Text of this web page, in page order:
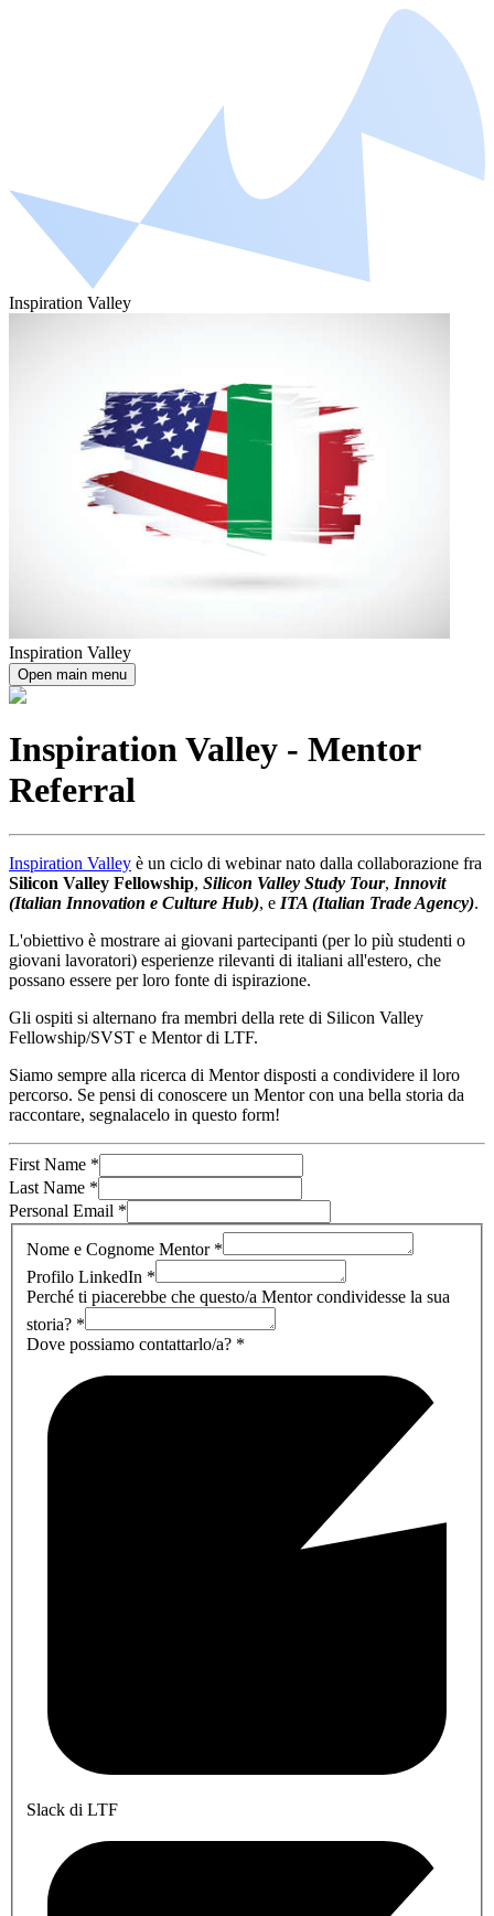
Inspiration Valley
Inspiration Valley
Open main menu
Inspiration Valley - Mentor
Referral
Inspiration Valley è un ciclo di webinar nato dalla collaborazione fra
Silicon Valley Fellowship, Silicon Valley Study Tour, Innovit
(Italian Innovation e Culture Hub), e ITA (Italian Trade Agency).
L'obiettivo è mostrare ai giovani partecipanti (per lo più studenti o
giovani lavoratori) esperienze rilevanti di italiani all'estero, che
possano essere per loro fonte di ispirazione.
Gli ospiti si alternano fra membri della rete di Silicon Valley
Fellowship/SVST e Mentor di LTF.
Siamo sempre alla ricerca di Mentor disposti a condividere il loro
percorso. Se pensi di conoscere un Mentor con una bella storia da
raccontare, segnalacelo in questo form!
First Name *
Last Name *
Personal Email *
Nome e Cognome Mentor*
Profilo LinkedIn *
Perché ti piacerebbe che questo/a Mentor condividesse la sua
storia? *
Dove possiamo contattarlo/a? *
Slack di LTF